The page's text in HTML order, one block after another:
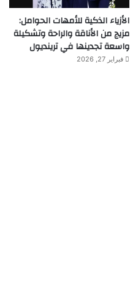
الأزياء الذكية للأمهات الحوامل:
مزيج من الأناقة والراحة وتشكيلة
واسعة تجدينها في ترينديول
فبراير 27, 2026